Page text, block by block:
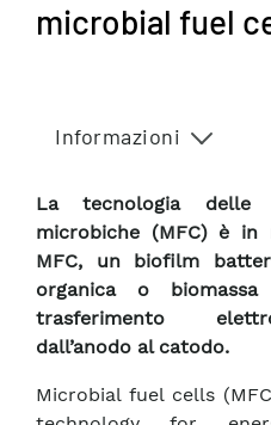
microbial fuel
Informazioni
La tecnologia delle
microbiche (MFC) è
MFC, un biofilm
organica o
trasferimento
dall’anodo al catodo.
Microbial fuel cells